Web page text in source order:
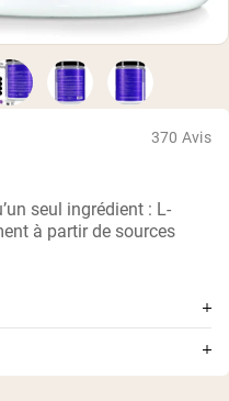
En Poudre
Meilleure Vente
Véganes
370 Avis
seul ingrédient : L-
à partir de sources
à dissolution rapide